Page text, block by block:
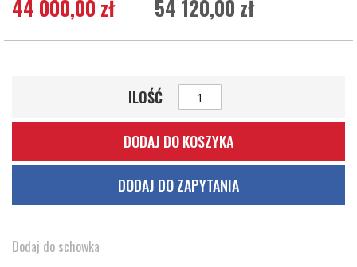
54 120,00 zł
44 000,00 zł
ILOŚĆ
DODAJ DO KOSZYKA
DODAJ DO ZAPYTANIA
Dodaj do schowka